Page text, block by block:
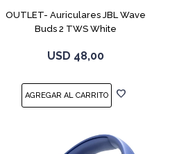
OUTLET- Auriculares JBL Wave
Buds 2 TWS White
USD 48,00